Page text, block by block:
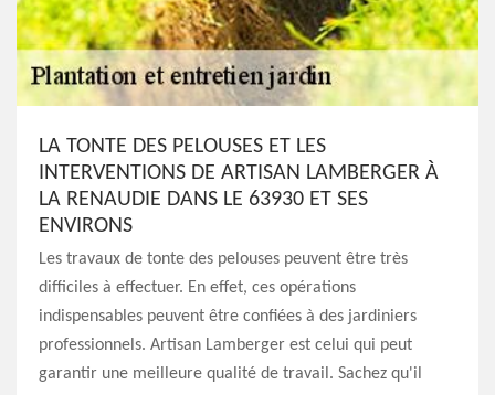
LA TONTE DES PELOUSES ET LES
INTERVENTIONS DE ARTISAN LAMBERGER À
LA RENAUDIE DANS LE 63930 ET SES
ENVIRONS
Les travaux de tonte des pelouses peuvent être très
difficiles à effectuer. En effet, ces opérations
indispensables peuvent être confiées à des jardiniers
professionnels. Artisan Lamberger est celui qui peut
garantir une meilleure qualité de travail. Sachez qu'il